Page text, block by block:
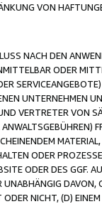
VON
NACH DEN
ODER
UNTERNEHMEN
VERTRETER VON
ODER
ODER DES GGF.
NICHT, (D)